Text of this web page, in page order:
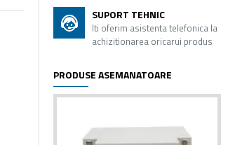
SUPORT TEHNIC
Iti oferim asistenta telefonica la
achizitionarea oricarui produs
PRODUSE ASEMANATOARE